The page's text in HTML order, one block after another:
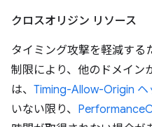
クロスオリジン リソース
タイミング攻撃を軽減する
制限により、他のドメイン
は、 Timing-Allow-Origin ヘ
いない限り、